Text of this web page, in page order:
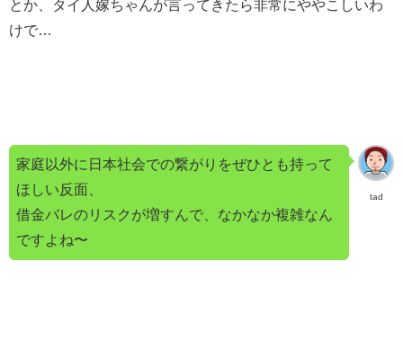
とか、タイ人嫁ちゃんが言ってきたら非常にややこしいわ
けで…
tad
家庭以外に日本社会での繋がりをぜひとも持って
ほしい反面、
借金バレのリスクが増すんで、なかなか複雑なん
ですよね〜